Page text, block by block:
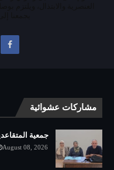
مشاركات عشوائية
جمعية
August 08, 2026